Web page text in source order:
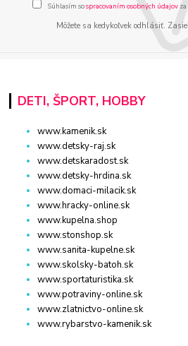
Súhlasím sospracovaním osobných údajov
Môžete sa kedykoľvek odhlásiť.
DETI, ŠPORT, HOBBY
www.kamenik.sk
www.detsky-raj.sk
www.detskaradost.sk
www.detsky-hrdina.sk
www.domaci-milacik.sk
www.hracky-online.sk
www.kupelna.shop
www.stonshop.sk
www.sanita-kupelne.sk
www.skolsky-batoh.sk
www.sportaturistika.sk
www.potraviny-online.sk
www.zlatnictvo-online.sk
www.rybarstvo-kamenik.sk